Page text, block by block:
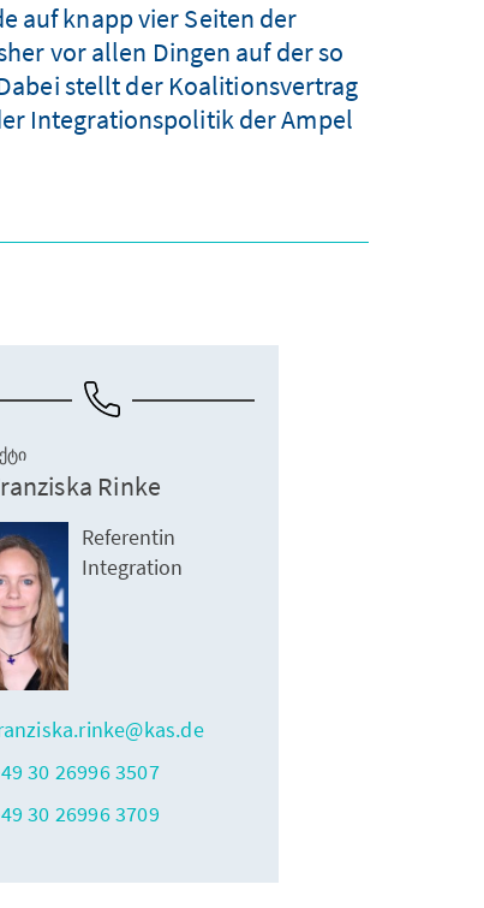
auf knapp vier Seiten der
vor allen Dingen auf der so
stellt der Koalitionsvertrag
Integrationspolitik der Ampel
Rinke
Referentin
Integration
30 26996 3507
30 26996 3709